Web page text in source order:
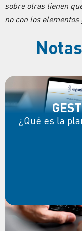
sobre otras tienen
no con los elementos
¿Qué es la